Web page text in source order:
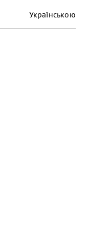
Українською